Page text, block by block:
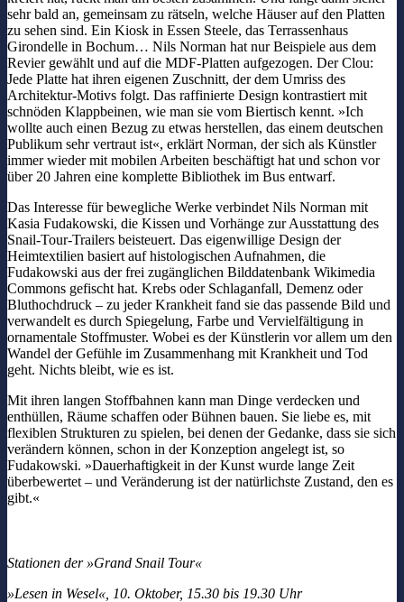
sehr bald an, gemeinsam zu rätseln, welche Häuser auf den Platten
zu sehen sind. Ein Kiosk in Essen Steele, das Terrassenhaus
Girondelle in Bochum… Nils Norman hat nur Beispiele aus dem
Revier gewählt und auf die MDF-Platten aufgezogen. Der Clou:
Jede Platte hat ihren eigenen Zuschnitt, der dem Umriss des
Architektur-Motivs folgt. Das raffinierte Design kontrastiert mit
schnöden Klappbeinen, wie man sie vom Biertisch kennt. »Ich
wollte auch einen Bezug zu etwas herstellen, das einem deutschen
Publikum sehr vertraut ist«, erklärt Norman, der sich als Künstler
immer wieder mit mobilen Arbeiten beschäftigt hat und schon vor
über 20 Jahren eine komplette Bibliothek im Bus entwarf.
Das Interesse für bewegliche Werke verbindet Nils Norman mit
Kasia Fudakowski, die Kissen und Vorhänge zur Ausstattung des
Snail-Tour-Trailers beisteuert. Das eigenwillige Design der
Heimtextilien basiert auf histologischen Aufnahmen, die
Fudakowski aus der frei zugänglichen Bilddatenbank Wikimedia
Commons gefischt hat. Krebs oder Schlaganfall, Demenz oder
Bluthochdruck – zu jeder Krankheit fand sie das passende Bild und
verwandelt es durch Spiegelung, Farbe und Vervielfältigung in
ornamentale Stoffmuster. Wobei es der Künstlerin vor allem um den
Wandel der Gefühle im Zusammenhang mit Krankheit und Tod
geht. Nichts bleibt, wie es ist.
Mit ihren langen Stoffbahnen kann man Dinge verdecken und
enthüllen, Räume schaffen oder Bühnen bauen. Sie liebe es, mit
flexiblen Strukturen zu spielen, bei denen der Gedanke, dass sie sich
verändern können, schon in der Konzeption angelegt ist, so
Fudakowski. »Dauerhaftigkeit in der Kunst wurde lange Zeit
überbewertet – und Veränderung ist der natürlichste Zustand, den es
gibt.«
Stationen der »Grand Snail Tour«
»Lesen in Wesel«, 10. Oktober, 15.30 bis 19.30 Uhr